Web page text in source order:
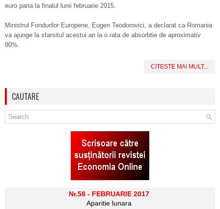
euro pana la finalul lunii februarie 2015.
Ministrul Fondurilor Europene, Eugen Teodorovici, a declarat ca Romania
va ajunge la sfarsitul acestui an la o rata de absorbtie de aproximativ
80%.
CITESTE MAI MULT...
CAUTARE
Nr.58 - FEBRUARIE 2017
Aparitie lunara